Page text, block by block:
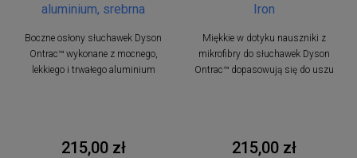
aluminium, srebrna
Boczne osłony słuchawek Dyson
Ontrac™ wykonane z mocnego,
lekkiego i trwałego aluminium
215,00 zł
Iron
Miękkie w dotyku nauszniki z
mikrofibry do słuchawek Dyson
Ontrac™ dopasowują się do uszu
215,00 zł